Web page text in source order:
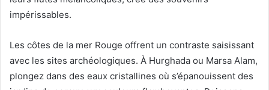
impérissables.
Les côtes de la mer Rouge offrent un contraste saisissant
avec les sites archéologiques. À Hurghada ou Marsa Alam,
plongez dans des eaux cristallines où s’épanouissent des